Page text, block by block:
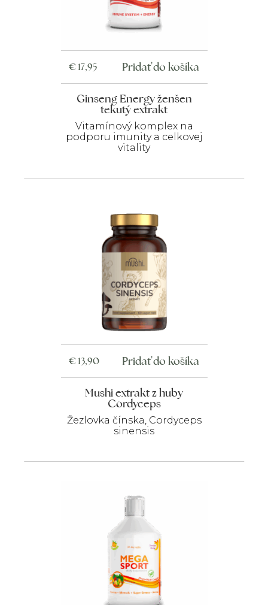
Ginseng Energy ženšen
tekutý extrakt
Vitamínový komplex na
podporu imunity a celkovej
vitality
€17,95 Pridať do košíka
Mushi extrakt z huby
Cordyceps
Žezlovka čínska, Cordyceps
sinensis
€13,90 Pridať do košíka